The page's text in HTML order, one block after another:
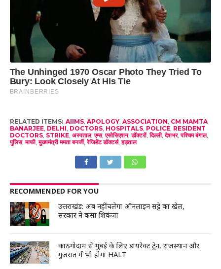
RELATED ITEMS: AIIMS, APOLOGY, ASSOCIATION CM MAMTA
BANARJEE, DELHI DOCTORS, HOSPITALS, POLICE, RESIDENT
DOCTORS, STRIKE, अस्पताल,एम्स,एसोसिएशन,डॉक्टरों,दिल्ली,देशभर,पश्चिम बंगाल,
पुलिस,माफी,मुख्यमंत्री ममता बनर्जी,रेजिडेंट डॉक्टर्स,हड़ताल
RECOMMENDED FOR YOU
उत्तराखंड: अब नहीं चलेगा ऑनलाइन सट्टे का खेल,
सरकार ने कसा शिकंजा
काठगोदाम से मुंबई के लिए डायरेक्ट ट्रेन, राजस्थान और
गुजरात में भी होगा HALT